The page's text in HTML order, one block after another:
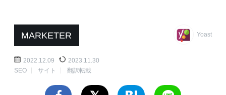
MARKETER Yoast
2022.12.09
2023.11.30
SEO
サイト 翻訳転載